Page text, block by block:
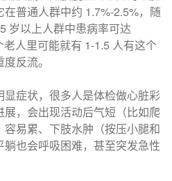
普通人群中约 1.7%-2.5%，随
岁以上人群中患病率可达
人里可能就有 1-1.5 人有这个
反流。
症状，很多人是体检做心脏彩
，会出现活动后气短（比如爬
易累、下肢水肿（按压小腿和
也会呼吸困难，甚至突发急性